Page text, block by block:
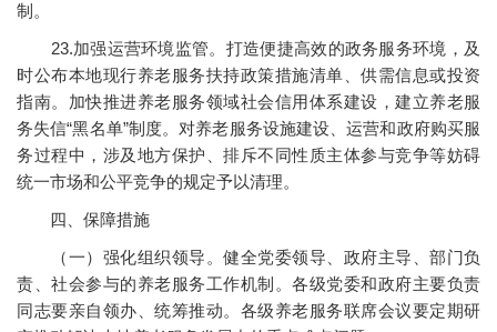
制。
23.加强运营环境监管。打造便捷高效的政务服务环境，及
时公布本地现行养老服务扶持政策措施清单、供需信息或投资
指南。加快推进养老服务领域社会信用体系建设，建立养老服
务失信“黑名单”制度。对养老服务设施建设、运营和政府购买服
务过程中，涉及地方保护、排斥不同性质主体参与竞争等妨碍
统一市场和公平竞争的规定予以清理。
四、保障措施
（一）强化组织领导。健全党委领导、政府主导、部门负
责、社会参与的养老服务工作机制。各级党委和政府主要负责
同志要亲自领办、统筹推动。各级养老服务联席会议要定期研